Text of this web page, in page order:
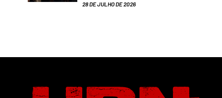
28 DE JULHO DE 2026